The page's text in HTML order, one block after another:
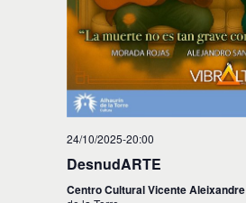
24/10/2025-20:00
DesnudARTE
Centro Cultural Vicente Aleixandre